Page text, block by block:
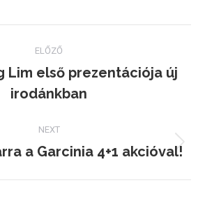
ELŐZŐ
Previous
post:
Lim első prezentációja új
irodánkban
NEXT
Next
a Garcinia 4+1 akcióval!